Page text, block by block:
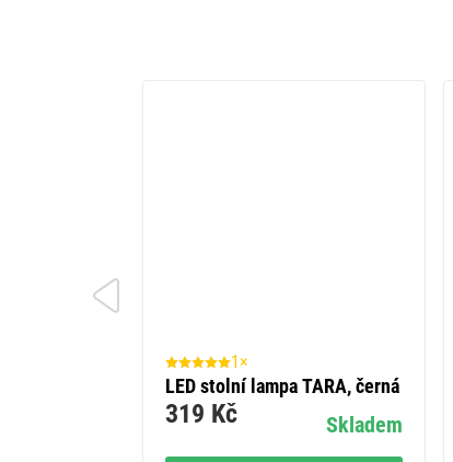
1×
LED stolní lampa TARA, černá
Skladem
319 Kč